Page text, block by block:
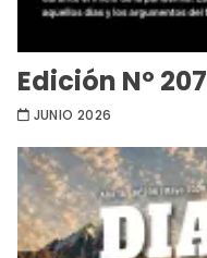
Edición Nº 207
JUNIO 2026